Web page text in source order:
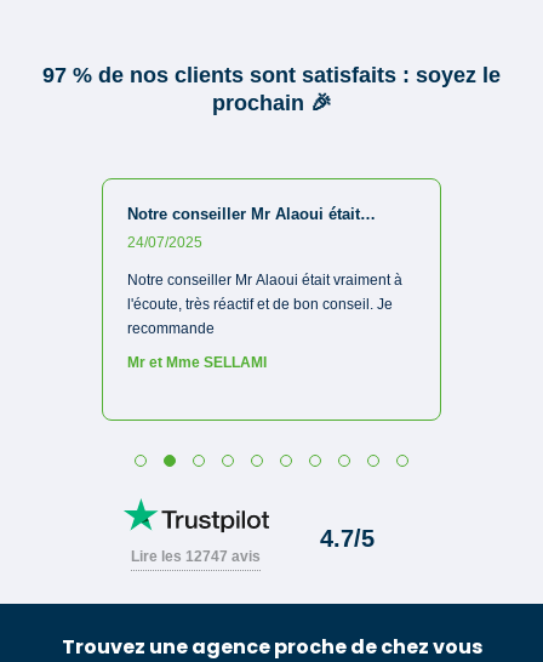
Trouvez une agence proche de chez vous